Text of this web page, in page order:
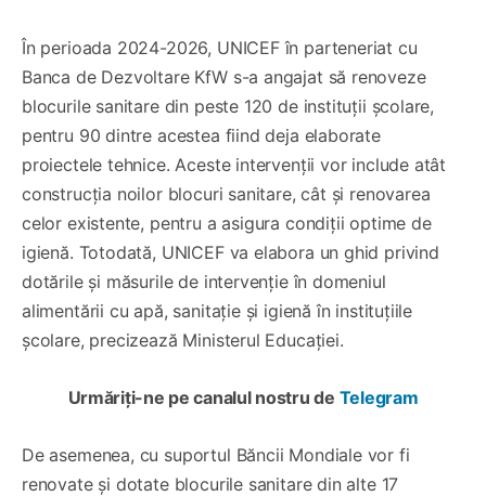
În perioada 2024-2026, UNICEF în parteneriat cu
Banca de Dezvoltare KfW s-a angajat să renoveze
blocurile sanitare din peste 120 de instituții școlare,
pentru 90 dintre acestea fiind deja elaborate
proiectele tehnice. Aceste intervenții vor include atât
construcția noilor blocuri sanitare, cât și renovarea
celor existente, pentru a asigura condiții optime de
igienă. Totodată, UNICEF va elabora un ghid privind
dotările și măsurile de intervenție în domeniul
alimentării cu apă, sanitație și igienă în instituțiile
școlare, precizează Ministerul Educației.
Urmăriți-ne pe canalul nostru de Telegram
De asemenea, cu suportul Băncii Mondiale vor fi
renovate și dotate blocurile sanitare din alte 17